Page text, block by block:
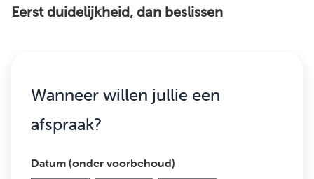
Eerst duidelijkheid, dan beslissen
Wanneer willen jullie een
afspraak?
Datum (onder voorbehoud)